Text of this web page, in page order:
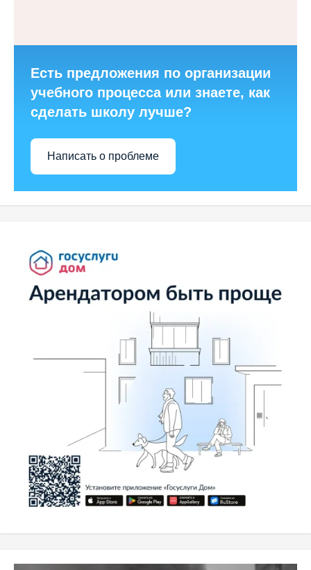
Есть предложения по организации
учебного процесса или знаете, как
сделать школу лучше?
Написать о проблеме